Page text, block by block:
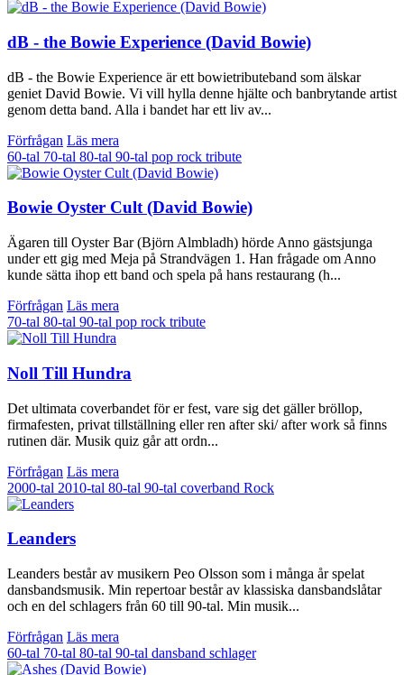
dB - the Bowie Experience (David Bowie)
dB - the Bowie Experience är ett bowietributeband som älskar
geniet David Bowie. Vi vill hylla denne hjälte och banbrytande artist
genom detta band. Alla i bandet har ett liv av...
Förfrågan Läs mera
60-tal 70-tal 80-tal 90-tal pop rock tribute
Bowie Oyster Cult (David Bowie)
Ägaren till Oyster Bar (Björn Almbladh) hörde Anno gästsjunga
under ett gig med Meja på Strandvägen 1. Han frågade om Anno
kunde sätta ihop ett band och spela på hans restaurang (h...
Förfrågan Läs mera
70-tal 80-tal 90-tal pop rock tribute
Noll Till Hundra
Det ultimata coverbandet för er fest, vare sig det gäller bröllop,
firmafesten, privat tillställning eller ren after ski/ after work så finns
rutinen där. Musik quiz går att ordn...
Förfrågan Läs mera
2000-tal 2010-tal 80-tal 90-tal coverband Rock
Leanders
Leanders består av musikern Peo Olsson som i många år spelat
dansbandsmusik. Min repertoar består av klassiska dansbandslåtar
och en del schlagers från 60 till 90-tal. Min musik...
Förfrågan Läs mera
60-tal 70-tal 80-tal 90-tal dansband schlager